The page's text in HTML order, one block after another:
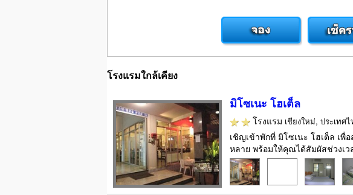
โรงแรมใกล้เคียง
มิโซเนะ โฮเต็ล
โรงแรม เชียงใหม่, ประเทศ
เชิญเข้าพักที่ มิโซเนะ โฮเต็ล เ
หลาย พร้อมให้คุณได้สัมผัสช่วงเ